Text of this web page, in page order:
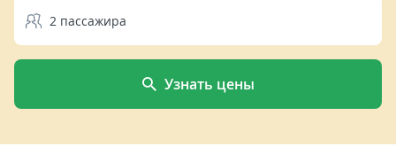
2 пассажира
Узнать цены